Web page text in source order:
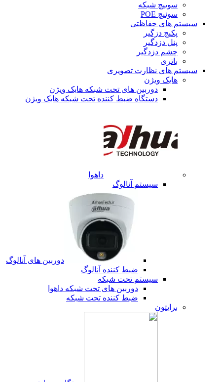
سوییچ شبکه
سوئیچ POE
سیستم های حفاظتی
پکیج دزگیر
پنل دزدگیر
چشم دزدگیر
باتری
سیستم های نظارت تصویری
هایک ویژن
دوربین های تحت شبکه هایک ویژن
دستگاه ضبط کننده تحت شبکه هایک ویژن
داهوا
سیستم آنالوگ
دوربین های آنالوگ
ضبط کننده آنالوگ
سیستم تحت شبکه
دوربین های تحت شبکه داهوا
ضبط کننده تحت شبکه
برایتون